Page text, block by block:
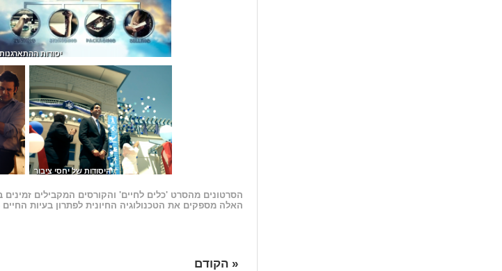
יסודות ההתארגנות
היסודות של יחסי ציבור
הסרטונים מהסרט 'כלים לחיים' והקורסים המקבילים זמינים
האלה מספקים את הטכנולוגיה החיונית לפתרון בעיות
« הקודם